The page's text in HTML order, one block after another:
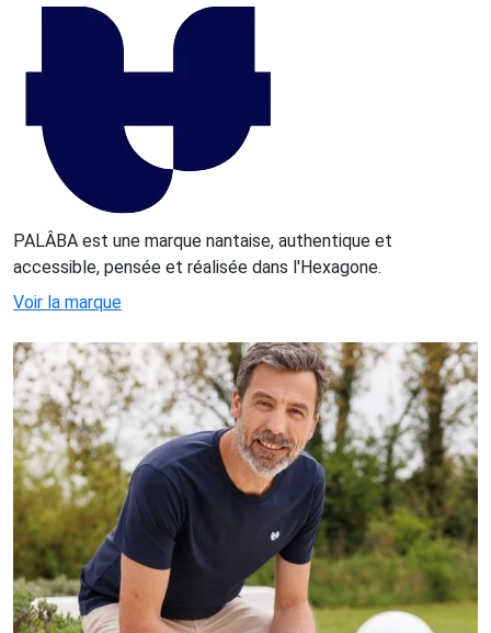
PALÂBA est une marque nantaise, authentique et
accessible, pensée et réalisée dans l'Hexagone.
Voir la marque